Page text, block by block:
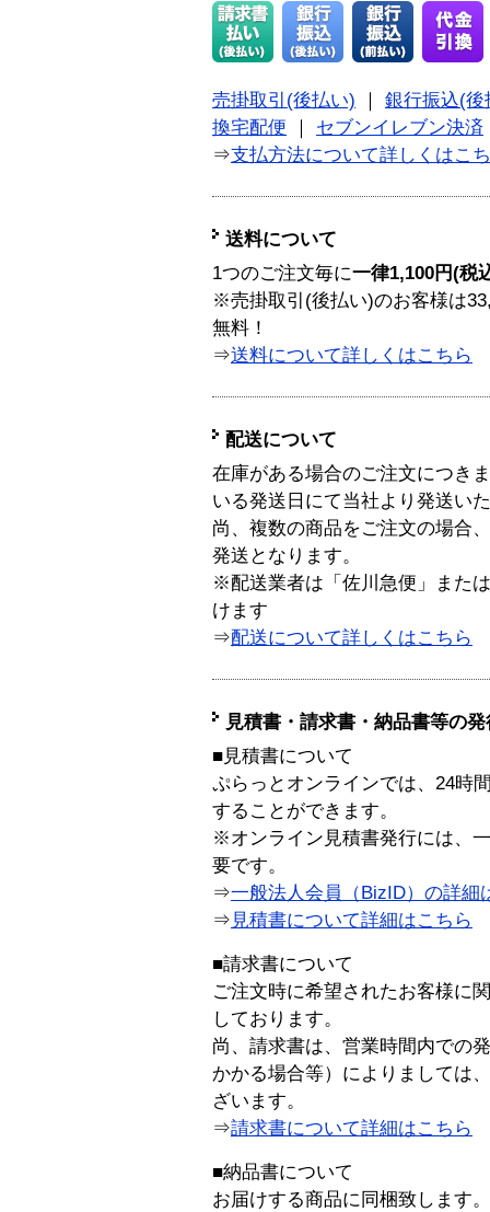
売掛取引(後払い)
銀行振込(後
換宅配便
セブンイレブン決済
⇒支払方法について詳しくはこ
送料について
1つのご注文毎に一律1,100円(税
※売掛取引(後払い)のお客様は
無料！
⇒送料について詳しくはこちら
配送について
在庫がある場合のご注文につき
いる発送日にて当社より発送い
尚、複数の商品をご注文の場合
発送となります。
※配送業者は「佐川急便」また
けます
⇒配送について詳しくはこちら
見積書・請求書・納品書等の
■見積書について
ぷらっとオンラインでは、24時
することができます。
※オンライン見積書発行には、
要です。
⇒一般法人会員（BizID）の詳細
⇒ 見積書について詳細はこちら
■請求書について
ご注文時に希望されたお客様に
しております。
尚、請求書は、営業時間内での
かかる場合等）によりましては
ざいます。
⇒請求書について詳細はこちら
■納品書について
お届けする商品に同梱致します。